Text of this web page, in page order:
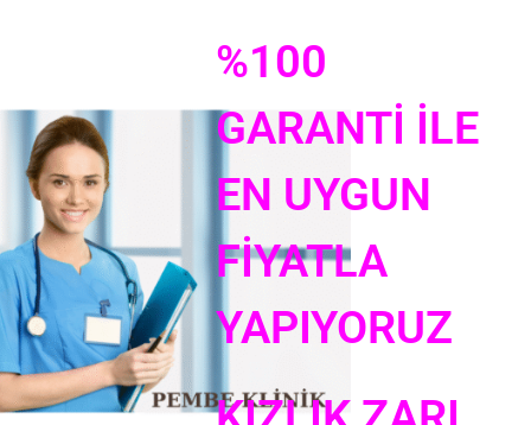
%100
GARANTİ İLE
EN UYGUN
FİYATLA
YAPIYORUZ